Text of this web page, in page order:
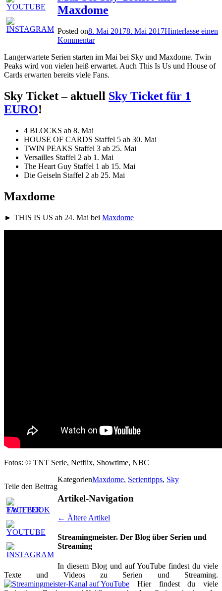
Maxdome
Posted on8. Mai 20178. Mai 2017Hinterlasse einen
Kommentar
Langerwartete Serien starten im Mai bei Sky und Maxdome. Twin
Peaks wird von vielen heiß erwartet. Auch This Is Us und House of
Cards erwarten bereits viele Fans.
Sky Ticket – aktuell Sky Ticket für 1
EURO!
4 BLOCKS ab 8. Mai
HOUSE OF CARDS Staffel 5 ab 30. Mai
TWIN PEAKS Staffel 3 ab 25. Mai
Versailles Staffel 2 ab 1. Mai
The Heart Guy Staffel 1 ab 15. Mai
Die Geiseln Staffel 2 ab 25. Mai
Maxdome
► THIS IS US ab 24. Mai bei Maxdome
Fotos: © TNT Serie, Netflix, Showtime, NBC
Teile den Beitrag
KategorienMaxdome, Serientipps, Sky
Artikel-Navigation
← Ältere Artikel
Streamingmeister. Der Blog über Serien und
Streaming
In diesem Blog und auf YouTube findest du viele
Texte und Videos zu Serien und Streaming.
Hier findest du viele